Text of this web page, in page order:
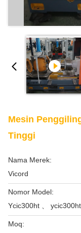
Mesin
Tinggi
Nama Merek:
Vicord
Nomor Model:
Ycic300ht 、
Moq: